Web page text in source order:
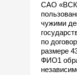
САО
чужими
по
размере
ФИО1